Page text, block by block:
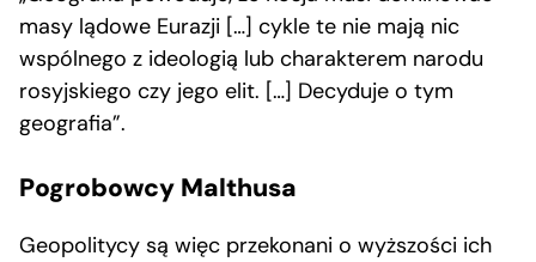
masy lądowe Eurazji […] cykle te nie mają nic
wspólnego z ideologią lub charakterem narodu
rosyjskiego czy jego elit. […] Decyduje o tym
geografia”.
Pogrobowcy Malthusa
Geopolitycy są więc przekonani o wyższości ich